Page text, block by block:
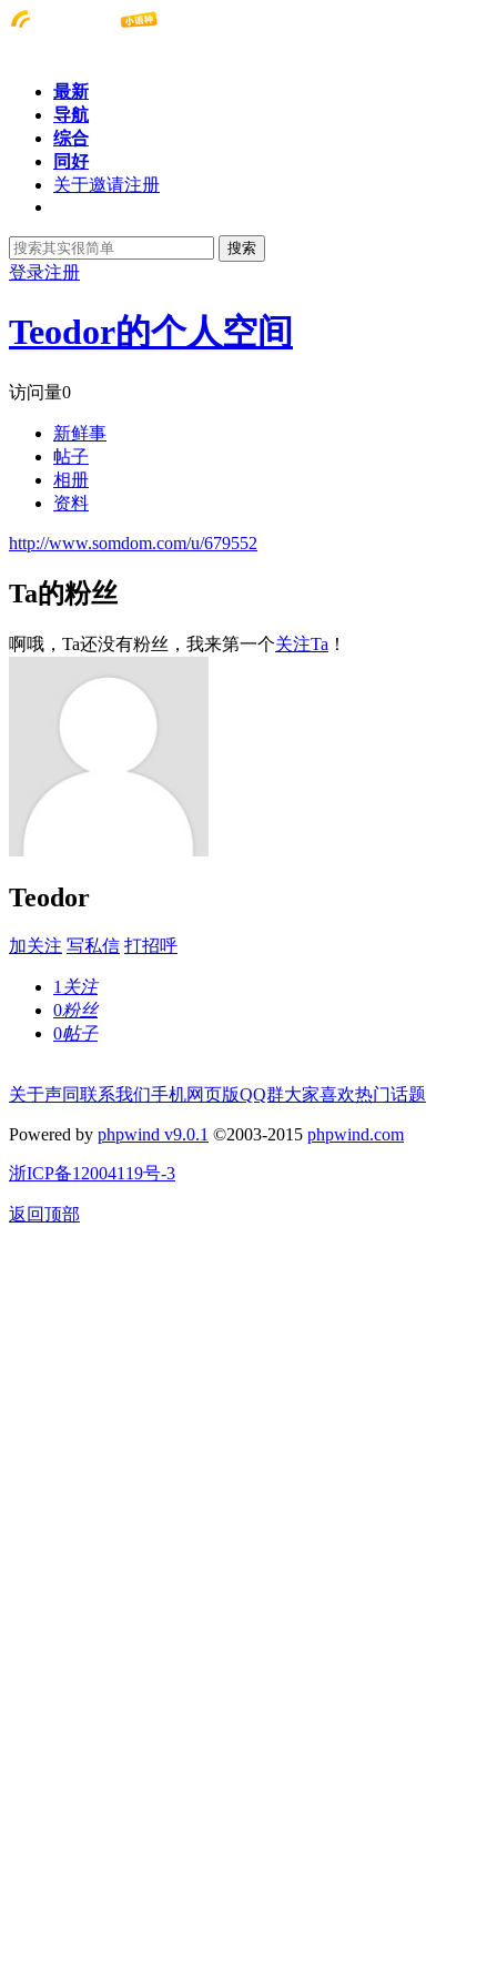
最新
导航
综合
同好
关于邀请注册
搜索
登录注册
Teodor的个人空间
访问量0
新鲜事
帖子
相册
资料
http://www.somdom.com/u/679552
Ta的粉丝
啊哦，Ta还没有粉丝，我来第一个关注Ta ！
Teodor
加关注 写私信 打招呼
1 关注
0粉丝
0帖子
关于声同联系我们手机网页版QQ群大家喜欢热门话题
Powered by phpwind v9.0.1 ©2003-2015 phpwind.com
浙ICP备12004119号-3
返回顶部